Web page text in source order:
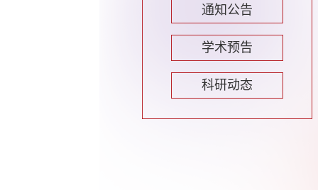
通知公告
学术预告
科研动态